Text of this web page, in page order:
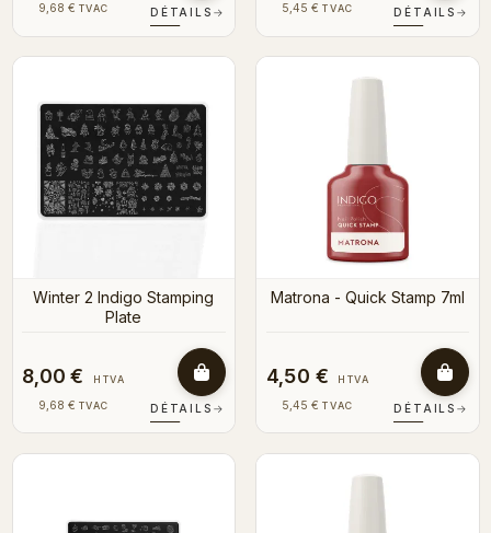
9,68 € TVAC DÉTAILS → 5,45 € TVAC DÉTAILS →
Winter 2 Indigo Stamping
Plate
8,00 € HTVA
9,68 € TVAC DÉTAILS →
Matrona - Quick Stamp 7ml
4,50 € HTVA
5,45 € TVAC DÉTAILS →